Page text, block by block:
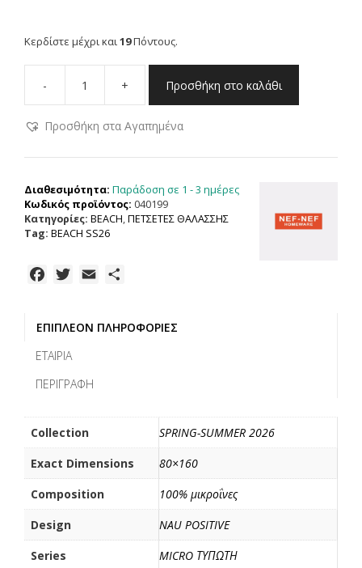
Κερδίστε μέχρι και 19Πόντους.
-
NAUTICA
ΠΕΤΣΕΤΑ
ΘΑΛΑΣΣΗΣ
NAU
80X160,
100%
+ Προσθήκη στο καλάθι
Προσθήκη στα Αγαπημένα
Διαθεσιμότητα: Παράδοση σε 1 - 3 ημέρες
Κωδικός προϊόντος: 040199
Κατηγορίες: BEACH,ΠΕΤΣΕΤΕΣ ΘΑΛΑΣΣΗΣ
Tag: BEACH SS26
e
b
o
t
r
i
ρ
τ
ε
ΕΠΙΠΛΈΟΝ ΠΛΗΡΟΦΟΡΊΕΣ
ΕΤΑΙΡΊΑ
ΠΕΡΙΓΡΑΦΉ
Collection
SPRING-SUMMER 2026
Exact Dimensions
80×160
Composition
100% μικροΐνες
Design
NAU POSITIVE
Series
MICRO ΤΥΠΩΤΗ